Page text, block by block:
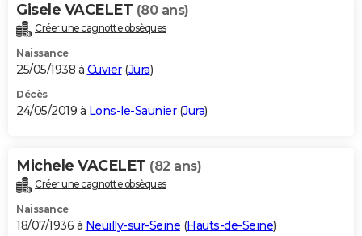
Gisele VACELET (80 ans)
Créer une cagnotte obsèques
Naissance
25/05/1938 à Cuvier(Jura)
Décès
24/05/2019 à Lons-le-Saunier(Jura)
Michele VACELET (82 ans)
Créer une cagnotte obsèques
Naissance
18/07/1936 à Neuilly-sur-Seine (Hauts-de-Seine)